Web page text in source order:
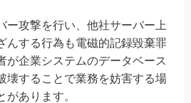
ー攻撃を行い、他社サーバー上
んする行為も電磁的記録毀棄罪
が企業システムのデータベース
壊することで業務を妨害する場
あります。